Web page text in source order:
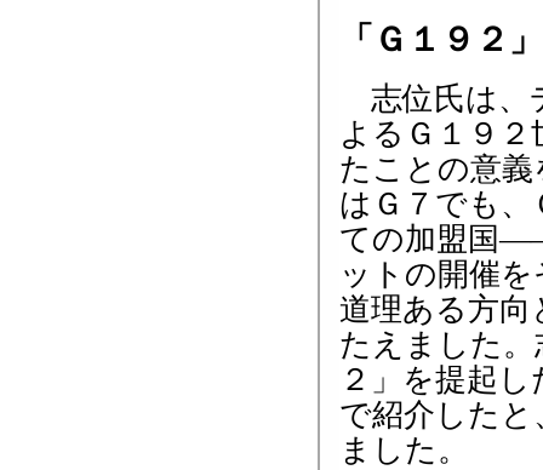
「Ｇ１９２
志位氏は、
よるＧ１９
たことの意
はＧ７でも
ての加盟国
ットの開催
道理ある方
たえました
２」を提起
で紹介した
ました。